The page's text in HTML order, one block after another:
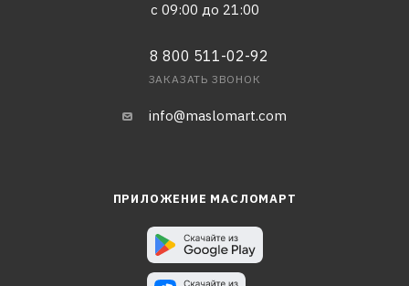
с 09:00 до 21:00
8 800 511-02-92
ЗАКАЗАТЬ ЗВОНОК
info@maslomart.com
ПРИЛОЖЕНИЕ МАСЛОМАРТ